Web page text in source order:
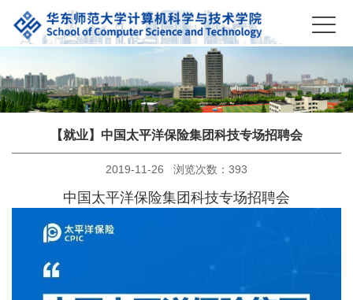
【就业】中国太平洋保险集团科技专场招聘会
2019-11-26 浏览次数： 393
中国太平洋保险集团科技专场招聘会